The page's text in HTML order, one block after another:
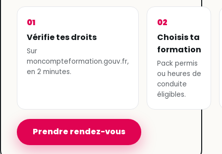
01
Vérifie tes droits
Sur
moncompteformation.gouv.fr,
en 2 minutes.
02
Choisis ta
formation
Pack permis
ou heures de
conduite
éligibles.
Prendre rendez-vous